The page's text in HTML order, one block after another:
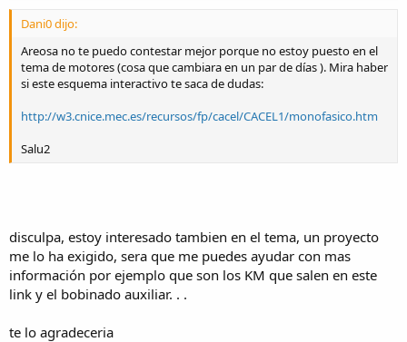
Dani0 dijo:
Areosa no te puedo contestar mejor porque no estoy puesto en el
tema de motores (cosa que cambiara en un par de días ). Mira haber
si este esquema interactivo te saca de dudas:
http://w3.cnice.mec.es/recursos/fp/cacel/CACEL1/monofasico.htm
Salu2
disculpa, estoy interesado tambien en el tema, un proyecto
me lo ha exigido, sera que me puedes ayudar con mas
información por ejemplo que son los KM que salen en este
link y el bobinado auxiliar. . .
te lo agradeceria